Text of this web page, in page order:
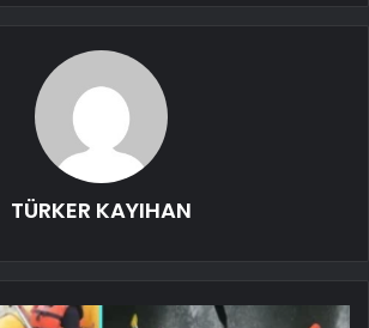
TÜRKER KAYIHAN